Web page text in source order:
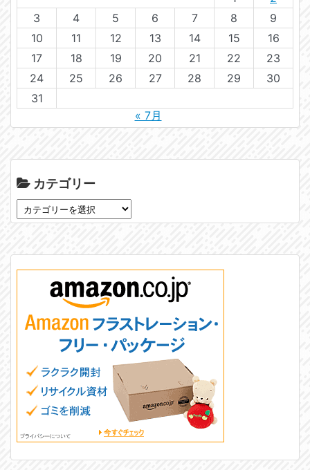
3
4 5 6 7 8
9
10
11 12 13 14 15
16
17
18 19 20 21 22
23
24
25 26 27 28 29
30
31
« 7月
カテゴリー